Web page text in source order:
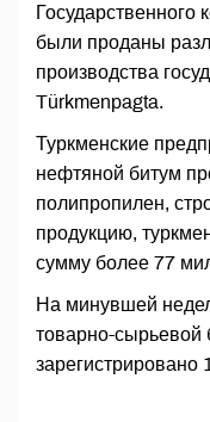
Государственного
были проданы
производства
Türkmenpagta.
Туркменские
нефтяной битум
полипропилен,
продукцию,
сумму более 77
На минувшей
товарно-сырьевой
зарегистрировано